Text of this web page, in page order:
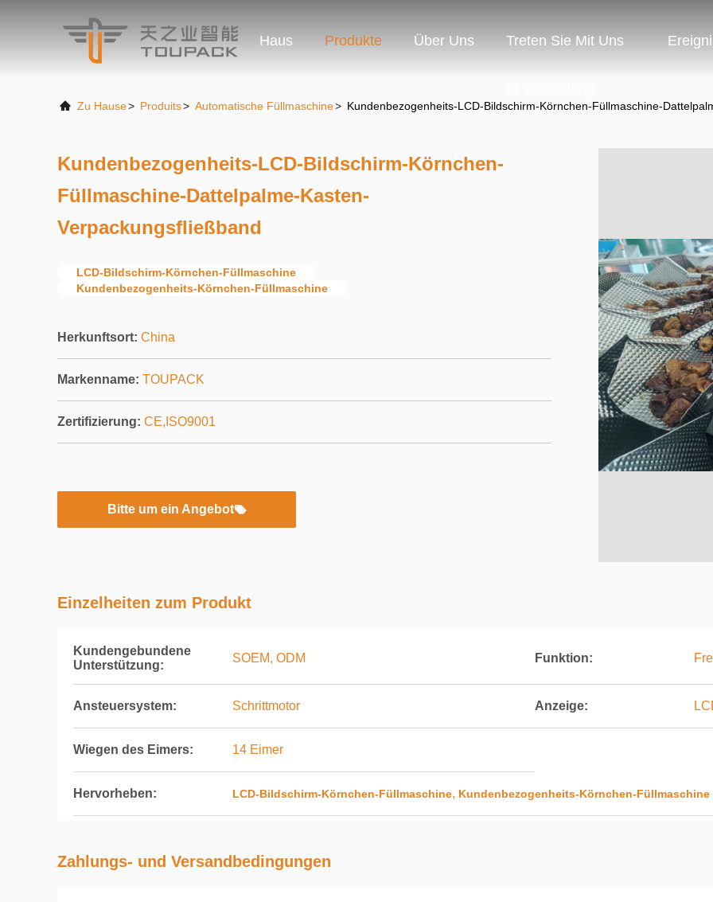
Haus Produkte Über Uns Treten Sie Mit Uns
Zu Hause> Produits> Automatische Füllmaschine> Kundenbezogenheits-LCD-Bildschirm-Körnchen-Füllmaschine-
Kundenbezogenheits-LCD-Bildschirm-Körnchen-
Füllmaschine-Dattelpalme-Kasten-
Verpackungsfließband
LCD-Bildschirm-Körnchen-Füllmaschine
Kundenbezogenheits-Körnchen-Füllmaschine
Herkunftsort: China
Markenname: TOUPACK
Zertifizierung: CE,ISO9001
Bitte um ein Angebot
Einzelheiten zum Produkt
Kundengebundene
Unterstützung:
SOEM, ODM Funktion:
Ansteuersystem: Schrittmotor Anzeige:
Wiegen des Eimers: 14 Eimer
Hervorheben: LCD-Bildschirm-Körnchen-Füllmaschine, Kundenbezogenheits-Körnchen-Füllmaschine
Zahlungs- und Versandbedingungen